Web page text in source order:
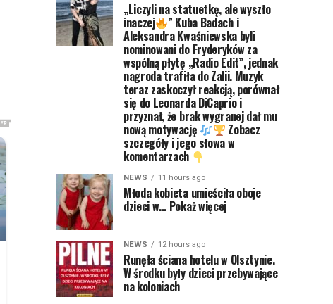
„Liczyli na statuetkę, ale wyszło
inaczej ” Kuba Badach i
Aleksandra Kwaśniewska byli
nominowani do Fryderyków za
wspólną płytę „Radio Edit”, jednak
nagroda trafiła do Zalii. Muzyk
teraz zaskoczył reakcją, porównał
się do Leonarda DiCaprio i
przyznał, że brak wygranej dał mu
nową motywację Zobacz
szczegóły i jego słowa w
komentarzach
NEWS 11 hours ago
Młoda kobieta umieściła oboje
dzieci w… Pokaż więcej
NEWS 12 hours ago
Runęła ściana hotelu w Olsztynie.
W środku były dzieci przebywające
na koloniach